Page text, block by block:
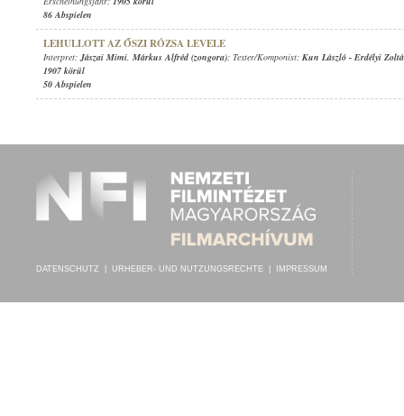
86 Abspielen
LEHULLOTT AZ ŐSZI RÓZSA LEVELE
Interpret:Jászai Mimi, Márkus Alfréd (zongora); Texter/Komponist: Kun László - Erdélyi
1907 körül
50 Abspielen
DATENSCHUTZ URHEBER- UND NUTZUNGSRECHTE IMPRESSUM